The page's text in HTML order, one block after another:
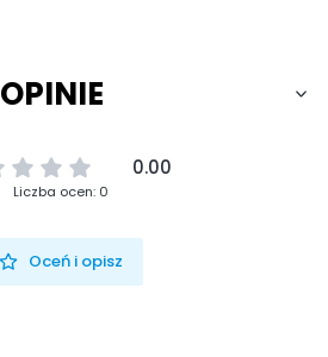
OPINIE
0.00
Liczba ocen: 0
Oceń i opisz